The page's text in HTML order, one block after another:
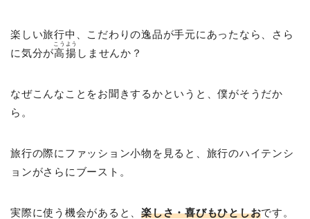
楽しい旅行中、こだわりの逸品が手元にあったなら、さら
に気分が高揚
こうよう
しませんか？
なぜこんなことをお聞きするかというと、僕がそうだか
ら。
旅行の際にファッション小物を見ると、旅行のハイテンシ
ョンがさらにブースト。
実際に使う機会があると、楽しさ・喜びもひとしおです。